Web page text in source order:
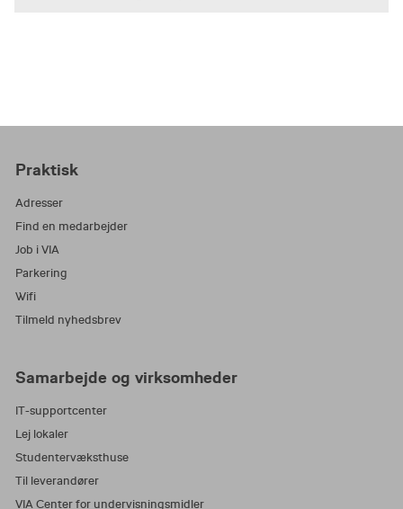
Praktisk
Adresser
Find en medarbejder
Job i VIA
Parkering
Wifi
Tilmeld nyhedsbrev
Samarbejde og virksomheder
IT-supportcenter
Lej lokaler
Studentervæksthuse
Til leverandører
VIA Center for undervisningsmidler